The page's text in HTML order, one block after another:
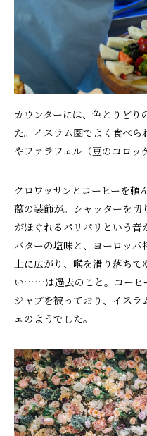
カウンターには、色とりどり
た。イスラム圏でよく食べら
やファラフェル（豆のコロッ
クロワッサンとコーヒーを頼
薇の装飾が。シャッターを切
がほぐれるパリパリという
バターの塩味と、ヨーロッパ
上に広がり、喉を滑り落ち
い……は過去のこと。コーヒ
ジャブを被っており、イス
ェのようでした。